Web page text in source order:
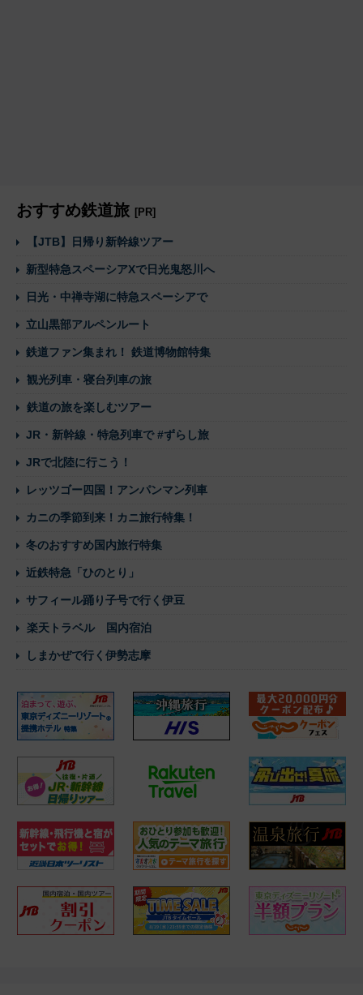
おすすめ鉄道旅 [PR]
【JTB】日帰り新幹線ツアー
新型特急スペーシアXで日光鬼怒川へ
日光・中禅寺湖に特急スペーシアで
立山黒部アルペンルート
鉄道ファン集まれ！ 鉄道博物館特集
観光列車・寝台列車の旅
鉄道の旅を楽しむツアー
JR・新幹線・特急列車で #ずらし旅
JRで北陸に行こう！
レッツゴー四国！アンパンマン列車
カニの季節到来！カニ旅行特集！
冬のおすすめ国内旅行特集
近鉄特急「ひのとり」
サフィール踊り子号で行く伊豆
楽天トラベル 国内宿泊
しまかぜで行く伊勢志摩